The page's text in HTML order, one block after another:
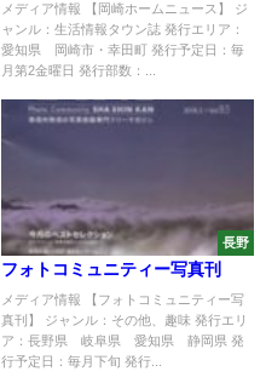
メディア情報 【岡崎ホームニュース】 ジ
ャンル：生活情報タウン誌 発行エリア：
愛知県 岡崎市・幸田町 発行予定日：毎
月第2金曜日 発行部数：...
長野
フォトコミュニティー写真刊
メディア情報 【フォトコミュニティー写
真刊】 ジャンル：その他、趣味 発行エリ
ア：長野県 岐阜県 愛知県 静岡県 発
行予定日：毎月下旬 発行...